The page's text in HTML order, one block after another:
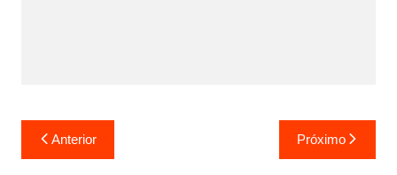
Navegação
de
Anterior Próximo